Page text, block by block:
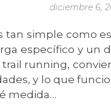
diciembre 6,
simple como
específico y un
running,
y lo que
medida…